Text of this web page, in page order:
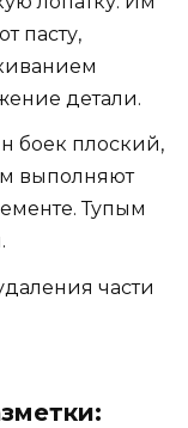
пасту,
детали.
боек плоский,
выполняют
Тупым
части